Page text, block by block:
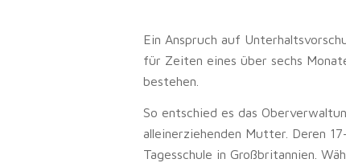
Ein Anspruch auf
für Zeiten eines über sechs
bestehen.
So entschied es das
alleinerziehenden Mutter. Deren
Tagesschule in Großbritannien.